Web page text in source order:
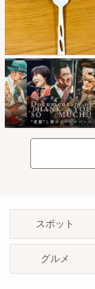
スポット
グルメ